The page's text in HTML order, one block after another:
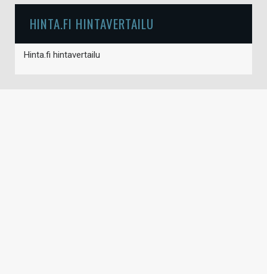
HINTA.FI HINTAVERTAILU
Hinta.fi hintavertailu